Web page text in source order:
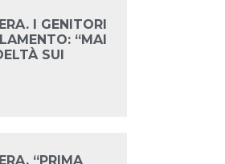
I GENITORI
“MAI
SUI
“PRIMA